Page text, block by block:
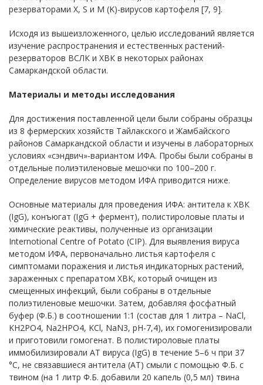
резерваторами X, S и M (K)-вирусов картофеля [7, 9].
Исходя из вышеизложенного, целью исследований является
изучение распространения и естественных растений-
резерваторов ВСЛК и ХВК в некоторых районах
Самаркандской области.
Материалы и методы исследования
Для достижения поставленной цели были собраны образцы
из 8 фермерских хозяйств Тайлакского и Жамбайского
районов Самаркандской области и изучены в лабораторных
условиях «сэндвич»-вариантом ИФА. Пробы были собраны в
отдельные полиэтиленовые мешочки по 100–200 г.
Определение вирусов методом ИФА приводится ниже.
Основные материалы для проведения ИФА: антитела к ХВК
(IgG), конъюгат (IgG + фермент), полистироловые платы и
химические реактивы, полученные из организaции
Internotional Centre of Potato (CIP). Для выявления вируса
методом ИФА, первоначально листья картофеля с
симптомами поражения и листья индикаторных растений,
зараженных с препаратом ХВК, который очищен из
смещенных инфекций, были собраны в отдельные
полиэтиленовые мешочки. Затем, добавляя фосфатный
буфер (Ф.Б.) в соотношении 1:1 (состав для 1 литра – NaСl,
KH2PO4, Na2HPO4, KCl, NaN3, рН-7,4), их гомогенизировали
и приготовили гомогенат. В полистироловые платы
иммобилизировали АТ вируса (IgG) в течение 5–6 ч при 37
°С, не связавшиеся антитела (АТ) смыли с помощью Ф.Б. с
твином (на 1 литр Ф.Б. добавили 20 капель (0,5 мл) твина